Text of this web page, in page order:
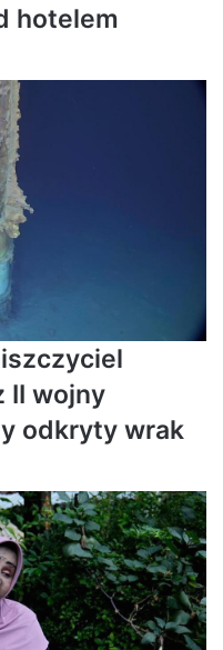
hotelem
II wojny
odkryty wrak